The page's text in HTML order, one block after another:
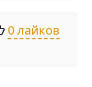
0 лайков